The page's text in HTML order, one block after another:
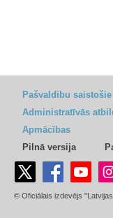
Pašvaldību
Administratīvās
Apmācības
Pilnā versija
© Oficiālais izdevējs